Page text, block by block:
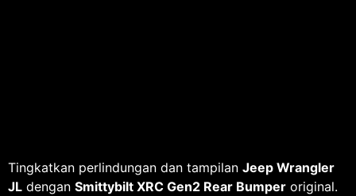
Tingkatkan perlindungan dan tampilan Jeep Wrangler
JL dengan Smittybilt XRC Gen2 Rear Bumper original.